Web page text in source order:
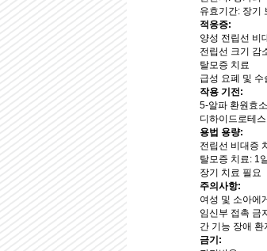
유효기간: 장기
적응증:
양성 전립선 비
전립선 크기 감
탈모증 치료
급성 요폐 및 수
작용 기전:
5-알파 환원효
디하이드로테
용법 용량:
전립선 비대증
탈모증 치료: 1
장기 치료 필요
주의사항:
여성 및 소아에
임신부 접촉 금
간 기능 장애 환
금기: